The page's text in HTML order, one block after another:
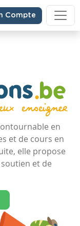
Compte
en
et de cours en
elle propose
et de